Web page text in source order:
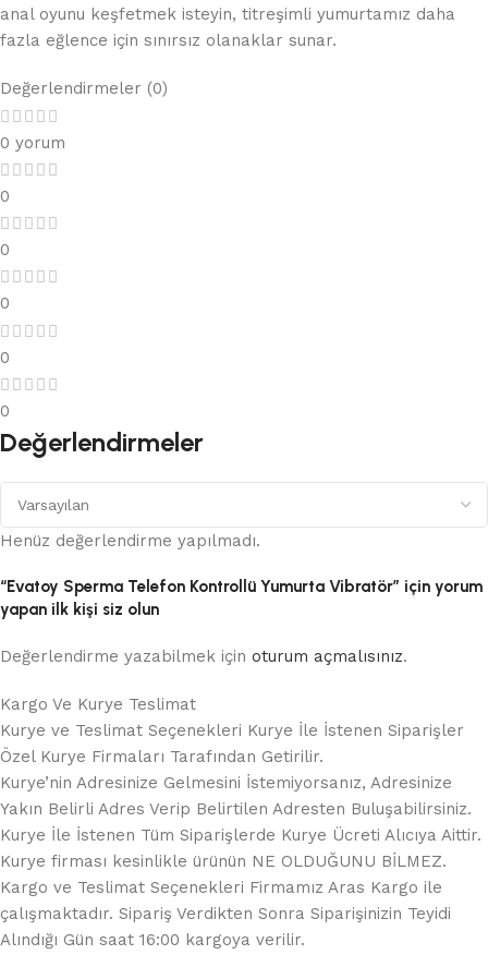
anal oyunu keşfetmek isteyin, titreşimli yumurtamız daha
fazla eğlence için sınırsız olanaklar sunar.
Değerlendirmeler (0)
0 yorum
0
0
0
0
0
Değerlendirmeler
Henüz değerlendirme yapılmadı.
“Evatoy Sperma Telefon Kontrollü Yumurta Vibratör” için yorum
yapan ilk kişi siz olun
Değerlendirme yazabilmek için oturum açmalısınız.
Kargo Ve Kurye Teslimat
Kurye ve Teslimat Seçenekleri Kurye İle İstenen Siparişler
Özel Kurye Firmaları Tarafından Getirilir.
Kurye’nin Adresinize Gelmesini İstemiyorsanız, Adresinize
Yakın Belirli Adres Verip Belirtilen Adresten Buluşabilirsiniz.
Kurye İle İstenen Tüm Siparişlerde Kurye Ücreti Alıcıya Aittir.
Kurye firması kesinlikle ürünün NE OLDUĞUNU BİLMEZ.
Kargo ve Teslimat Seçenekleri Firmamız Aras Kargo ile
çalışmaktadır. Sipariş Verdikten Sonra Siparişinizin Teyidi
Alındığı Gün saat 16:00 kargoya verilir.